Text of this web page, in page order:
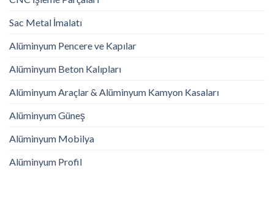
Sac Metal İmalatı
Alüminyum Pencere ve Kapılar
Alüminyum Beton Kalıpları
Alüminyum Araçlar & Alüminyum Kamyon Kasaları
Alüminyum Güneş
Alüminyum Mobilya
Alüminyum Profil